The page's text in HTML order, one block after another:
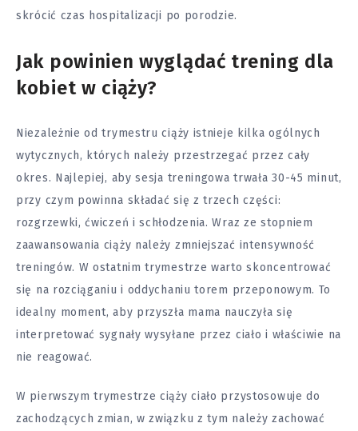
skrócić czas hospitalizacji po porodzie.
Jak powinien wyglądać trening dla
kobiet w ciąży?
Niezależnie od trymestru ciąży istnieje kilka ogólnych
wytycznych, których należy przestrzegać przez cały
okres. Najlepiej, aby sesja treningowa trwała 30-45 minut,
przy czym powinna składać się z trzech części:
rozgrzewki, ćwiczeń i schłodzenia. Wraz ze stopniem
zaawansowania ciąży należy zmniejszać intensywność
treningów. W ostatnim trymestrze warto skoncentrować
się na rozciąganiu i oddychaniu torem przeponowym. To
idealny moment, aby przyszła mama nauczyła się
interpretować sygnały wysyłane przez ciało i właściwie na
nie reagować.
W pierwszym trymestrze ciąży ciało przystosowuje do
zachodzących zmian, w związku z tym należy zachować